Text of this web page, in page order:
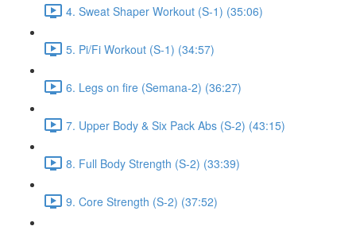
4. Sweat Shaper Workout (S-1) (35:06)
5. Pi/Fi Workout (S-1) (34:57)
6. Legs on fire (Semana-2) (36:27)
7. Upper Body & Six Pack Abs (S-2) (43:15)
8. Full Body Strength (S-2) (33:39)
9. Core Strength (S-2) (37:52)